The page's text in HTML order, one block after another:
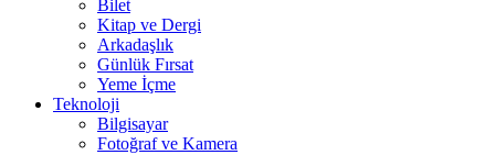
Bilet
Kitap ve Dergi
Arkadaşlık
Günlük Fırsat
Yeme İçme
Teknoloji
Bilgisayar
Fotoğraf ve Kamera